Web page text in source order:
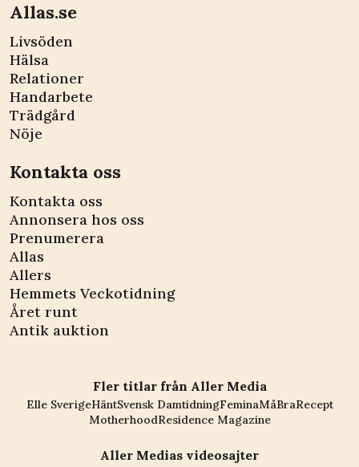
Allas.se
Livsöden
Hälsa
Relationer
Handarbete
Trädgård
Nöje
Kontakta oss
Kontakta oss
Annonsera hos oss
Prenumerera
Allas
Allers
Hemmets Veckotidning
Året runt
Antik auktion
Fler titlar från Aller Media
Elle SverigeHäntSvensk DamtidningFeminaMåBraRecept
MotherhoodResidence Magazine
Aller Medias videosajter